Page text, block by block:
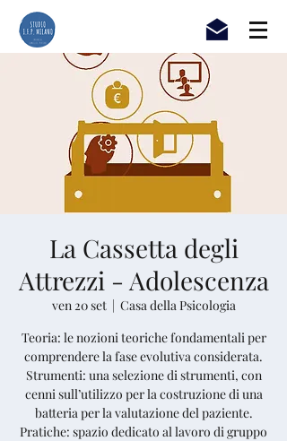
La Cassetta degli
Attrezzi - Adolescenza
ven 20 set
  |
Casa della Psicologia
Teoria: le nozioni teoriche fondamentali per
comprendere la fase evolutiva considerata.
Strumenti: una selezione di strumenti, con
cenni sull’utilizzo per la costruzione di una
batteria per la valutazione del paziente.
Pratiche: spazio dedicato al lavoro di gruppo